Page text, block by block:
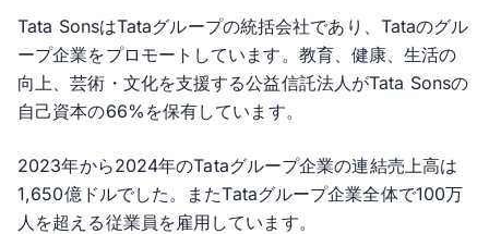
Tata SonsはTataグループの統括会社であり、Tataのグル
ープ企業をプロモートしています。教育、健康、生活の
向上、芸術・文化を支援する公益信託法人がTata Sonsの
自己資本の66%を保有しています。
2023年から2024年のTataグループ企業の連結売上高は
1,650億ドルでした。またTataグループ企業全体で100万
人を超える従業員を雇用しています。